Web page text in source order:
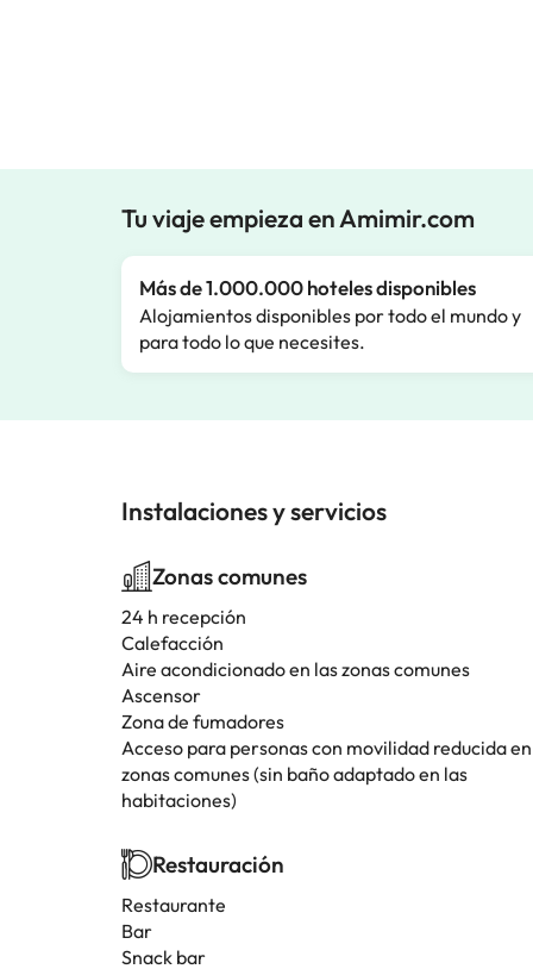
Tu viaje empieza en Amimir.com
Más de 1.000.000 hoteles disponibles
Alojamientos disponibles por todo el mundo y
para todo lo que necesites.
Instalaciones y servicios
Zonas comunes
24 h recepción
Calefacción
Aire acondicionado en las zonas comunes
Ascensor
Zona de fumadores
Acceso para personas con movilidad reducida en
zonas comunes (sin baño adaptado en las
habitaciones)
Restauración
Restaurante
Bar
Snack bar